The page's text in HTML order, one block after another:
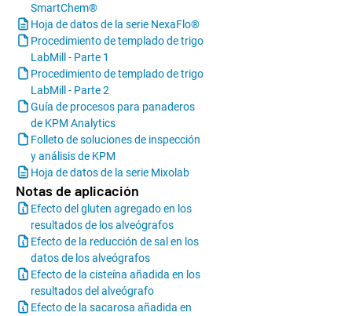
SmartChem®
Hoja de datos de la serie NexaFlo®
Procedimiento de templado de trigo
LabMill - Parte 1
Procedimiento de templado de trigo
LabMill - Parte 2
Guía de procesos para panaderos
de KPM Analytics
Folleto de soluciones de inspección
y análisis de KPM
Hoja de datos de la serie Mixolab
Notas de aplicación
Efecto del gluten agregado en los
resultados de los alveógrafos
Efecto de la reducción de sal en los
datos de los alveógrafos
Efecto de la cisteína añadida en los
resultados del alveógrafo
Efecto de la sacarosa añadida en